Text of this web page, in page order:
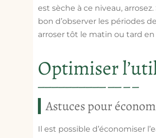
est sèche à ce niveau,
bon d’observer les périodes
arroser tôt le matin ou tard en
Optimiser
Astuces pour
Il est possible d’économiser